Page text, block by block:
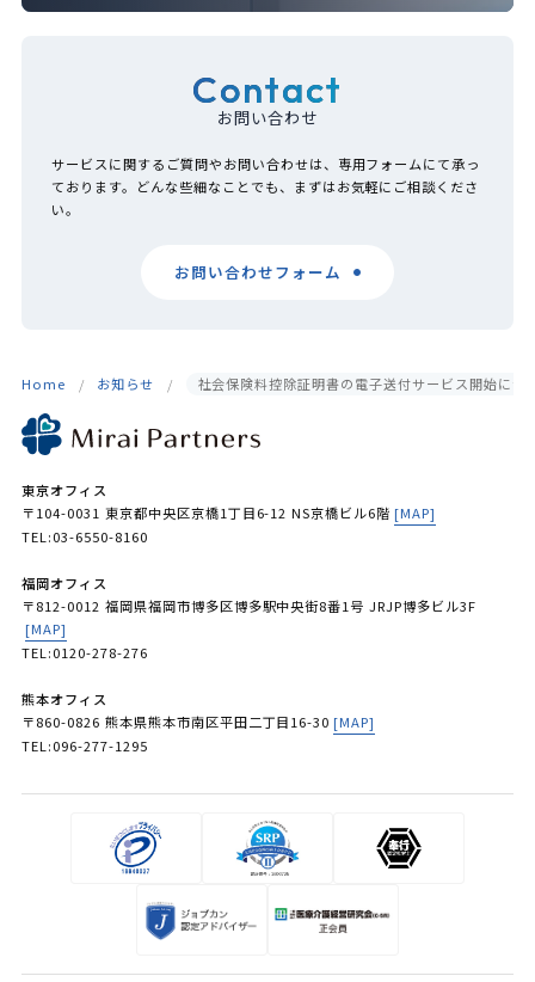
Contact
お問い合わせ
サービスに関するご質問やお問い合わせは、専用フォームにて承っ
ております。どんな些細なことでも、まずはお気軽にご相談くださ
い。
お問い合わせフォーム
Home お知らせ 社会保険料控除証明書の電子送付サービス開始につ
東京オフィス
〒104-0031 東京都中央区京橋1丁目6-12 NS京橋ビル6階 [MAP]
TEL:03-6550-8160
福岡オフィス
〒812-0012 福岡県福岡市博多区博多駅中央街8番1号 JRJP博多ビル3F
[MAP]
TEL:0120-278-276
熊本オフィス
〒860-0826 熊本県熊本市南区平田二丁目16-30 [MAP]
TEL:096-277-1295